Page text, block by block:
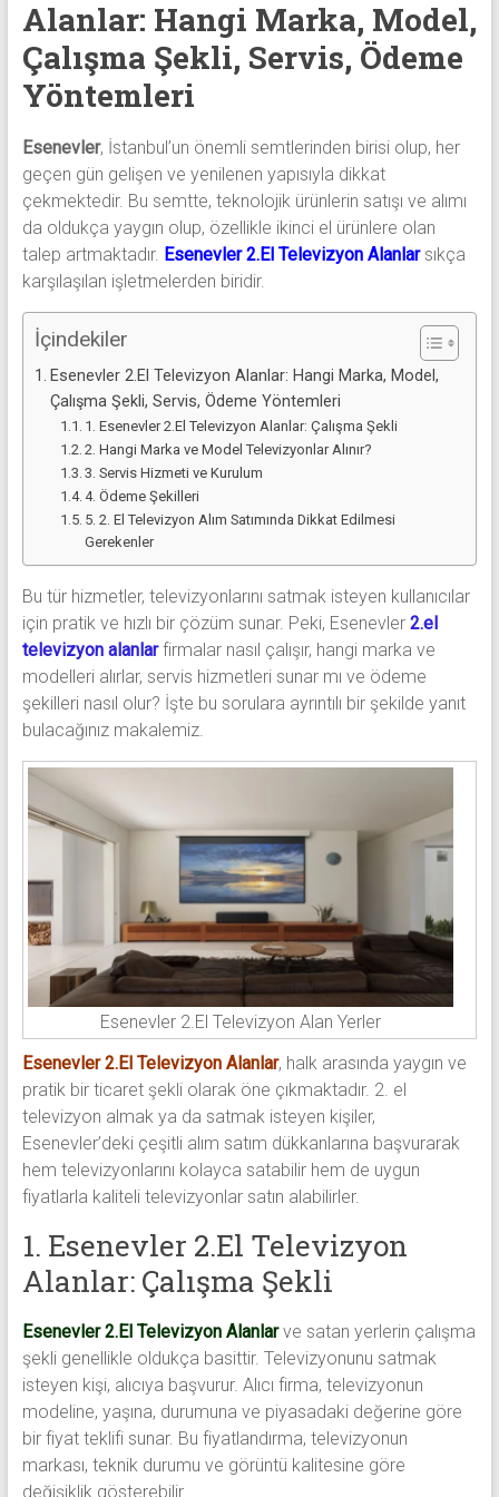
alanlar
adresten
alım
yapıyor
Alanlar: Hangi Marka, Model,
Çalışma Şekli, Servis, Ödeme
Yöntemleri
Esenevler, İstanbul’un önemli semtlerinden birisi olup, her
geçen gün gelişen ve yenilenen yapısıyla dikkat
çekmektedir. Bu semtte, teknolojik ürünlerin satışı ve alımı
da oldukça yaygın olup, özellikle ikinci el ürünlere olan
talep artmaktadır. Esenevler 2.El Televizyon Alanlarsıkça
karşılaşılan işletmelerden biridir.
İçindekiler
Esenevler 2.El Televizyon Alanlar: Hangi Marka, Model,
Çalışma Şekli, Servis, Ödeme Yöntemleri
1. Esenevler 2.El Televizyon Alanlar: Çalışma Şekli
2. Hangi Marka ve Model Televizyonlar Alınır?
3. Servis Hizmeti ve Kurulum
4. Ödeme Şekilleri
5. 2. El Televizyon Alım Satımında Dikkat Edilmesi
Gerekenler
Bu tür hizmetler, televizyonlarını satmak isteyen kullanıcılar
için pratik ve hızlı bir çözüm sunar. Peki, Esenevler 2.el
televizyon alanlarfirmalar nasıl çalışır, hangi marka ve
modelleri alırlar, servis hizmetleri sunar mı ve ödeme
şekilleri nasıl olur? İşte bu sorulara ayrıntılı bir şekilde yanıt
bulacağınız makalemiz.
Esenevler 2.El Televizyon Alan Yerler
Esenevler 2.El Televizyon Alanlar, halk arasında yaygın ve
pratik bir ticaret şekli olarak öne çıkmaktadır. 2. el
televizyon almak ya da satmak isteyen kişiler,
Esenevler’deki çeşitli alım satım dükkanlarına başvurarak
hem televizyonlarını kolayca satabilir hem de uygun
fiyatlarla kaliteli televizyonlar satın alabilirler.
1. Esenevler 2.El Televizyon
Alanlar: Çalışma Şekli
Esenevler 2.El Televizyon Alanlarve satan yerlerin çalışma
şekli genellikle oldukça basittir. Televizyonunu satmak
isteyen kişi, alıcıya başvurur. Alıcı firma, televizyonun
modeline, yaşına, durumuna ve piyasadaki değerine göre
bir fiyat teklifi sunar. Bu fiyatlandırma, televizyonun
markası, teknik durumu ve görüntü kalitesine göre
değişiklik gösterebilir.